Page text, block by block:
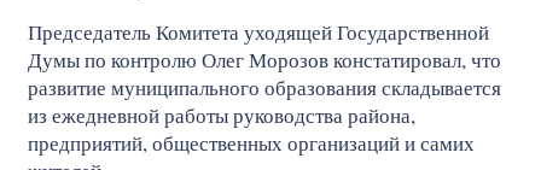
Председатель Комитета уходящей Государственной
Думы по контролю Олег Морозов констатировал, что
развитие муниципального образования складывается
из ежедневной работы руководства района,
предприятий, общественных организаций и самих